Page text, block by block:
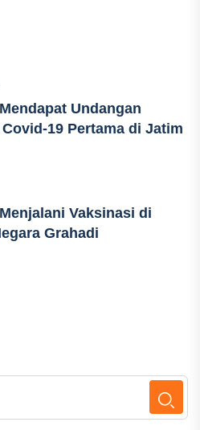
Undangan
19 Pertama di Jatim
Vaksinasi di
Grahadi